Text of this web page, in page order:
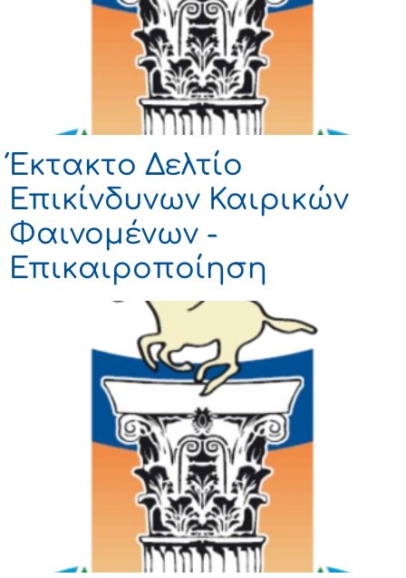
Έκτακτο Δελτίο
Επικίνδυνων Καιρικών
Φαινομένων -
Επικαιροποίηση